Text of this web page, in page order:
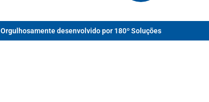
Orgulhosamente desenvolvido por 180º Soluções